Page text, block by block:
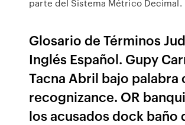
parte del Sistema Métrico Decimal.
Glosario de Términos
Inglés Español. Gupy
Tacna Abril bajo palabra
recognizance. OR
los acusados dock baño